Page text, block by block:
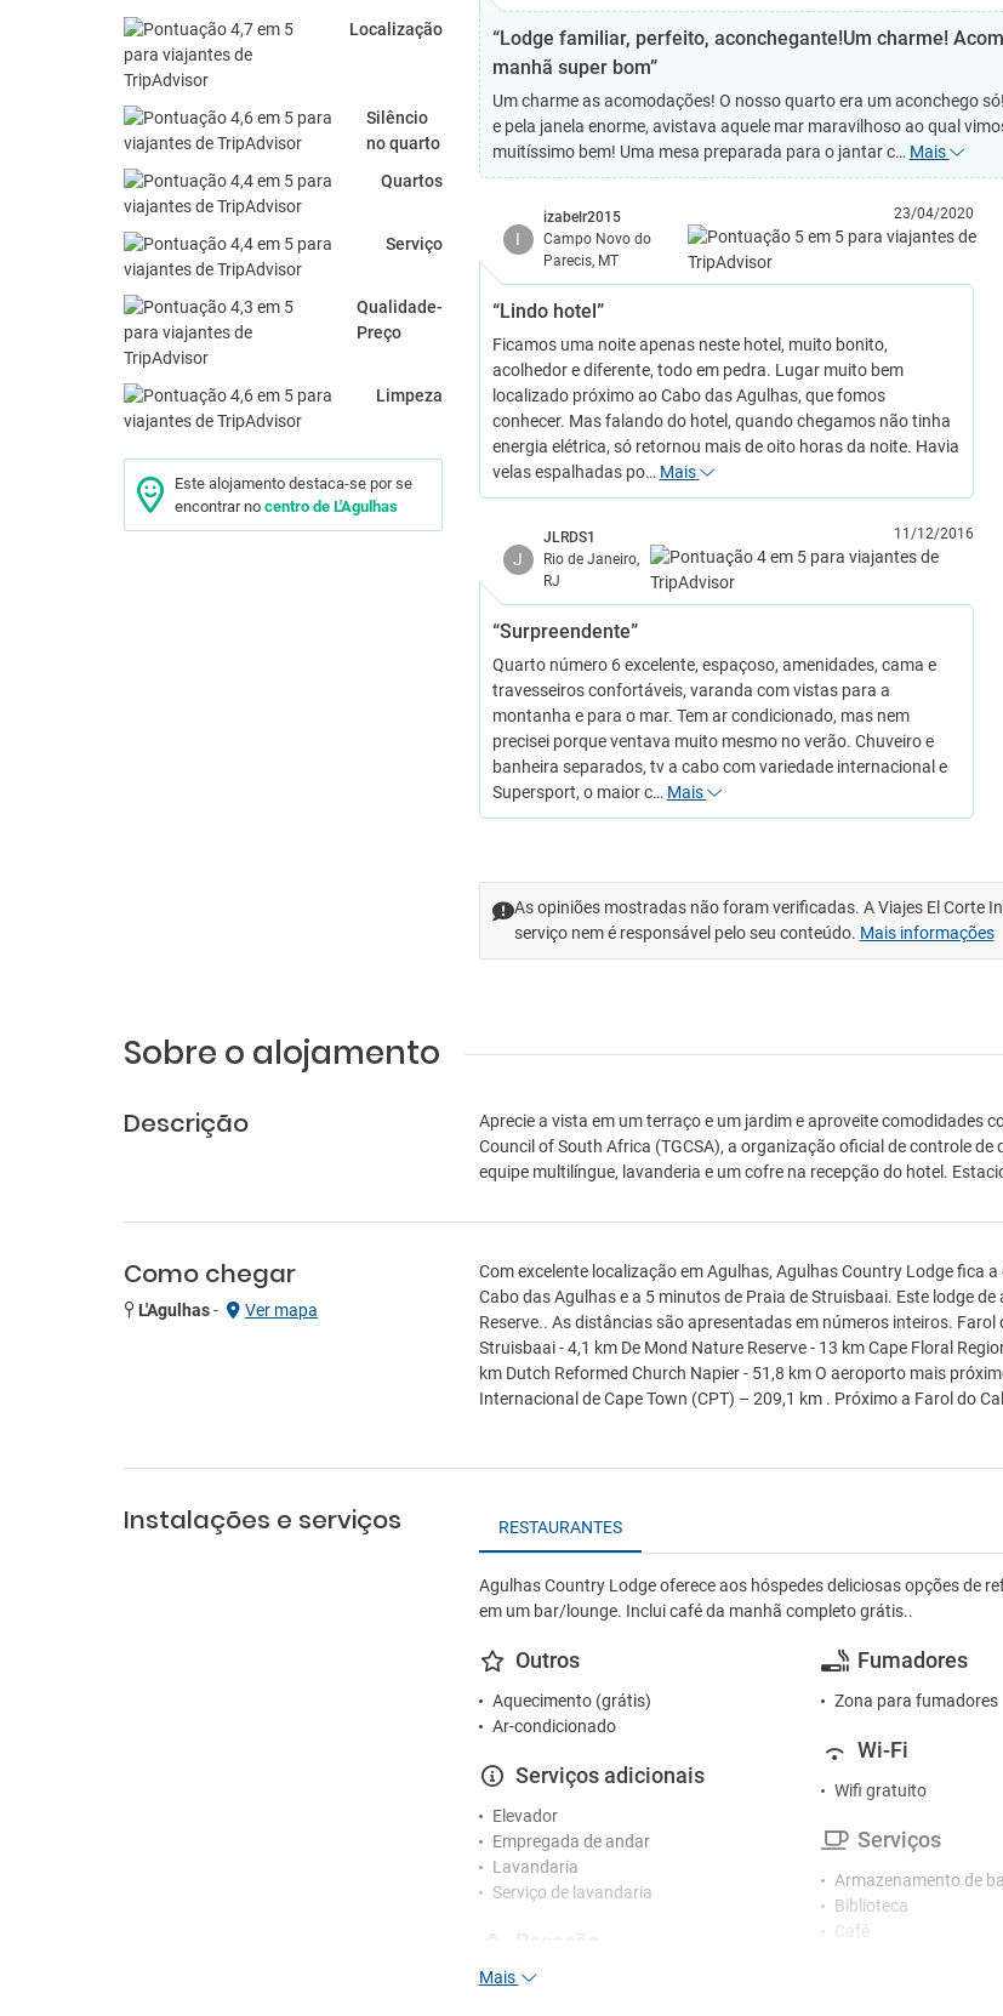
Localização
Silêncio
no quarto
Quartos
Serviço
Qualidade-
Preço
Limpeza
Este alojamento destaca-se por se
encontrar no centro de L'Agulhas
“Lodge familiar, perfeito, aconchegante!Um charme!
manhã super bom”
Um charme as acomodações! O nosso quarto era um aconchego
e pela janela enorme, avistava aquele mar maravilhoso ao qual
muitíssimo bem! Uma mesa preparada para o jantar c… Mais
I
izabelr2015
Campo Novo do
Parecis, MT
23/04/2020
“Lindo hotel”
Ficamos uma noite apenas neste hotel, muito bonito,
acolhedor e diferente, todo em pedra. Lugar muito bem
localizado próximo ao Cabo das Agulhas, que fomos
conhecer. Mas falando do hotel, quando chegamos não tinha
energia elétrica, só retornou mais de oito horas da noite. Havia
velas espalhadas po… Mais
J
JLRDS1
Rio de Janeiro,
RJ
11/12/2016
“Surpreendente”
Quarto número 6 excelente, espaçoso, amenidades, cama e
travesseiros confortáveis, varanda com vistas para a
montanha e para o mar. Tem ar condicionado, mas nem
precisei porque ventava muito mesmo no verão. Chuveiro e
banheira separados, tv a cabo com variedade internacional e
Supersport, o maior c… Mais
As opiniões mostradas não foram verificadas. A Viajes El Corte
serviço nem é responsável pelo seu conteúdo. Mais informações
Sobre o alojamento
Descrição
Aprecie a vista em um terraço e um jardim e aproveite comodidades
Council of South Africa (TGCSA), a organização oficial de controle
equipe multilíngue, lavanderia e um cofre na recepção do hotel.
Como chegar
L'Agulhas- Ver mapa
Com excelente localização em Agulhas, Agulhas Country Lodge fica
Cabo das Agulhas e a 5 minutos de Praia de Struisbaai. Este lodge
Reserve.. As distâncias são apresentadas em números inteiros.
Struisbaai - 4,1 km De Mond Nature Reserve - 13 km Cape Floral
km Dutch Reformed Church Napier - 51,8 km O aeroporto mais
Internacional de Cape Town (CPT) – 209,1 km . Próximo a Farol do
Instalações e serviços RESTAURANTES
Agulhas Country Lodge oferece aos hóspedes deliciosas opções de
em um bar/lounge. Inclui café da manhã completo grátis..
Outros
Aquecimento (grátis)
Ar-condicionado
Serviços adicionais
Elevador
Empregada de andar
Lavandaria
Serviço de lavandaria
Funcionários que falam vários idiomas
Fumadores
Zona para fumadores
Wi-Fi
Wifi gratuito
Serviços
Armazenamento de
Biblioteca
Café
Mais